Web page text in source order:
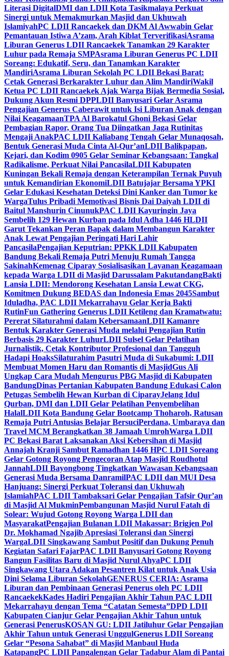
Literasi DigitalDMI dan LDII Kota Tasikmalaya Perkuat
Sinergi untuk Memakmurkan Masjid dan Ukhuwah
IslamiyahPC LDII Rancaekek dan DKM Al Awwabin Gelar
Pemantauan Istiwa A’zam, Arah Kiblat TerverifikasiAsrama
Liburan Generus LDII Rancaekek Tanamkan 29 Karakter
Luhur pada Remaja SMPAsrama Liburan Generus PC LDII
Soreang: Edukatif, Seru, dan Tanamkan Karakter
MandiriAsrama Liburan Sekolah PC LDII Bekasi Barat:
Cetak Generasi Berkarakter Luhur dan Alim MandiriWakil
Ketua PC LDII Rancaekek Ajak Warga Bijak Bermedia Sosial,
Dukung Akun Resmi DPPLDII Banyusari Gelar Asrama
Pengajian Generus Caberawit untuk Isi Liburan Anak dengan
Nilai KeagamaanTPA Al Barokatul Ghoni Bekasi Gelar
Pembagian Rapor, Orang Tua Diingatkan Jaga Rutinitas
Mengaji AnakPAC LDII Kaliabang Tengah Gelar Munaqosah,
Bentuk Generasi Muda Cinta Al-Qur’anLDII Balikpapan,
Kejari, dan Kodim 0905 Gelar Seminar Kebangsaan: Tangkal
Radikalisme, Perkuat Nilai PancasilaLDII Kabupaten
Kuningan Bekali Remaja dengan Keterampilan Ternak Puyuh
untuk Kemandirian EkonomiLDII Batujajar Bersama YPKI
Gelar Edukasi Kesehatan Deteksi Dini Kanker dan Tumor ke
WargaTulus Pribadi Memotivasi Bisnis Dai Daiyah LDII di
Baitul Manshurin CinunukPAC LDII Kayuringin Jaya
Sembelih 129 Hewan Kurban pada Idul Adha 1446 HLDII
Garut Tekankan Peran Bapak dalam Membangun Karakter
Anak Lewat Pengajian Peringati Hari Lahir
PancasilaPengajian Keputrian: PPKK LDII Kabupaten
Bandung Bekali Remaja Putri Menuju Rumah Tangga
SakinahKemenag Ciparay Sosialisasikan Layanan Keagamaan
kepada Warga LDII di Masjid Darussalam PakutandangBakti
Lansia LDII: Mendorong Kesehatan Lansia Lewat CKG,
Komitmen Dukung BEDAS dan Indonesia Emas 2045Sambut
Iduladha, PAC LDII Mekarrahayu Gelar Kerja Bakti
RutinFun Gathering Generus LDII Ketileng dan Kramatwatu:
Pererat Silaturahmi dalam KebersamaanLDII Kamanre
Bentuk Karakter Generasi Muda melalui Pengajian Rutin
Berbasis 29 Karakter LuhurLDII Sulsel Gelar Pelatihan
Jurnalistik, Cetak Kontributor Profesional dan Tangguh
Hadapi HoaksSilaturahim Pasutri Muda di Sukabumi: LDII
Membuat Momen Haru dan Romantis di MasjidGus Ali
Ungkap Cara Mudah Mengurus PBG Masjid di Kabupaten
BandungDinas Pertanian Kabupaten Bandung Edukasi Calon
Petugas Sembelih Hewan Kurban di CiparayJelang Idul
Qurban, DMI dan LDII Gelar Pelatihan Penyembelihan
HalalLDII Kota Bandung Gelar Bootcamp Thoharoh, Ratusan
Remaja Putri Antusias Belajar BersuciPerdana, Umbaraya dan
Travel MCM Berangkatkan 38 Jamaah UmrohWarga LDII
PC Bekasi Barat Laksanakan Aksi Kebersihan di Masjid
Annajah Kranji Sambut Ramadhan 1446 HPC LDII Soreang
Gelar Gotong Royong Pengecoran Atap Masjid Roudhotul
JannahLDII Bayongbong Tingkatkan Wawasan Kebangsaan
Generasi Muda Bersama DanramilPAC LDII dan MUI Desa
Hanjuang: Sinergi Perkuat Toleransi dan Ukhuwah
IslamiahPAC LDII Tambaksari Gelar Pengajian Tafsir Qur’an
di Masjid Al MukminPembangunan Masjid Nurul Fatah di
Solear: Wujud Gotong Royong Warga LDII dan
MasyarakatPengajian Bulanan LDII Makassar: Brigjen Pol
Dr. Mokhamad Ngajib Apresiasi Toleransi dan Sinergi
WargaLDII Singkawang Sambut Positif dan Dukung Penuh
Kegiatan Safari FajarPAC LDII Banyusari Gotong Royong
Bangun Fasilitas Baru di Masjid Nurul AhyaPC LDII
Singkawang Utara Adakan Pesantren Kilat untuk Anak Usia
Dini Selama Liburan SekolahGENERUS CERIA: Asrama
Liburan dan Pembinaan Generasi Penerus oleh PC LDII
RancaekekKades Hadiri Pengajian Akhir Tahun PAC LDII
Mekarrahayu dengan Tema “Catatan Semesta”DPD LDII
Kabupaten Cianjur Gelar Pengajian Akhir Tahun untuk
Generasi PenerusKOSAN GU: LDII Jatiluhur Gelar Pengajian
Akhir Tahun untuk Generasi UnggulGenerus LDII Soreang
Gelar “Pesona Sahabat” di Masjid Manbaul Huda
KatapangPC LDII Pangalengan Gelar Tadabur Alam di Pantai